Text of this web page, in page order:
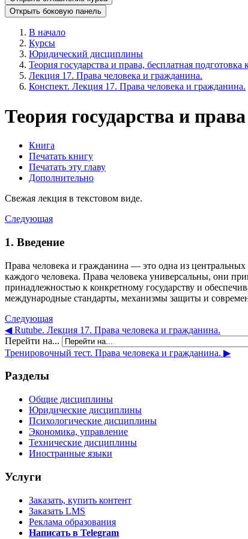
Открыть боковую панель
В начало
Курсы
Юридический дисциплины
Теория государства и права, бесплатная
Лекция 17. Права человека и гражданина.
Конспект. Лекция 17. Права человека и гражданина.
Теория государства и права
Книга
Печатать книгу
Печатать эту главу
Дополнительно
Свежая лекция в текстовом виде.
Следующая
1. Введение
Права человека и гражданина — это одна из
каждого человека. Права человека универсальны, они
принадлежностью к конкретному государству и
международные стандарты, механизмы защиты и
Следующая
◀︎ Rutube. Лекция 17. Права человека и гражданина.
Перейти на...
Тренировочный тест. Права человека и гражданина. ▶︎
Разделы
Общие дисциплины
Юридические дисциплины
Психологические дисциплины
Экономика, управление
Технические дисциплины
Иностранные языки
Услуги
Заказать, купить контент
Заказать LMS
Реклама образования
Написать в Telegram